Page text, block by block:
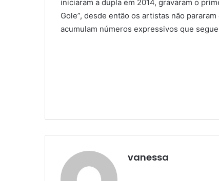
iniciaram a dupla em 2014, gravaram o
Gole”, desde então os artistas não
acumulam números expressivos que
vanessa